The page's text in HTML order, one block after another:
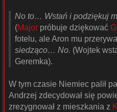
No to… Wstań i podziękuj
(Major próbuje dziękować
fotelu, ale Aron mu
siedząco… No. (Wojtek
Geremka).
W tym czasie Niemiec palił
Andrzej zdecydował się
zrezygnował z mieszkania z